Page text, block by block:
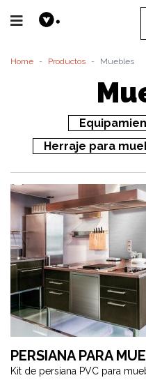
Home Productos Muebles
Herraje para
PERSIANA PARA
Kit de persiana PVC para